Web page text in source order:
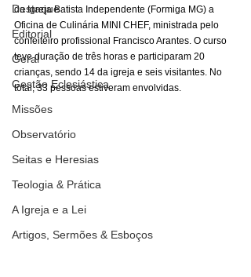
Destaque
Editorial
Geral
Gestão Eclesiástica
Missões
Observatório
Seitas e Heresias
Teologia & Prática
A Igreja e a Lei
Artigos, Sermões & Esboços
da Igreja Batista Independente (Formiga MG) a
Oficina de Culinária MINI CHEF, ministrada pelo
confeiteiro profissional Francisco Arantes. O curso
teve duração de três horas e participaram 20
crianças, sendo 14 da igreja e seis visitantes. No
total, 33 pessoas estiveram envolvidas.